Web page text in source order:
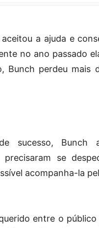
a ajuda e
no ano passado
Bunch perdeu mais
sucesso, Bunch
precisaram se
acompanha-la
entre o